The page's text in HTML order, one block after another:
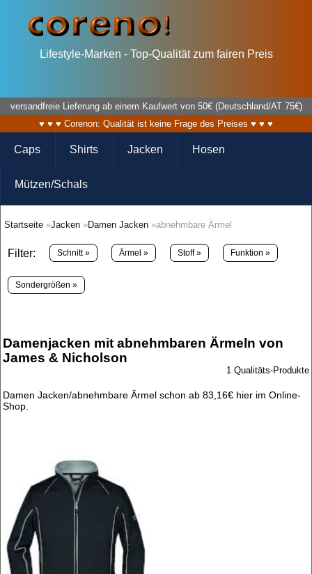
Lifestyle-Marken - Top-Qualität zum fairen Preis
versandfreie Lieferung ab einem Kaufwert von 50€ (Deutschland/AT 75€)
♥ ♥ ♥ Corenon: Qualität ist keine Frage des Preises ♥ ♥ ♥
Caps Shirts Jacken Hosen
Mützen/Schals
Startseite »Jacken »Damen Jacken »abnehmbare Ärmel
Filter: Schnitt » Ärmel » Stoff » Funktion »
Sondergrößen »
Damenjacken mit abnehmbaren Ärmeln von
James & Nicholson
1 Qualitäts-Produkte
Damen Jacken/abnehmbare Ärmel schon ab 83,16€ hier im Online-
Shop.